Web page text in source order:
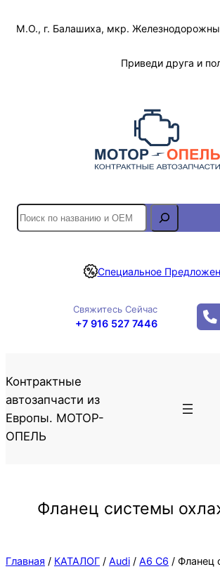
М.О., г. Балашиха, мкр.
Приведи друга и
S
e
r
Специальное
Свяжитесь Сейчас
+7 916 527 7446
Контрактные
автозапчасти из
Европы. МОТОР-
ОПЕЛЬ
Фланец системы
Главная / КАТАЛОГ / Audi / А6 С6 / Фланец